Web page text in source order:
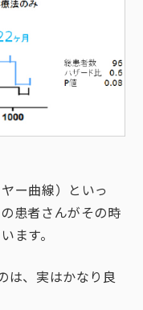
ー曲線）といっ
患者さんがその時
ます。
は、実はかなり良